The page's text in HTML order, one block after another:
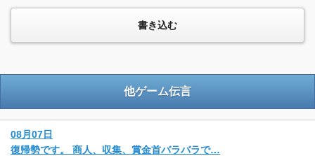
他ゲーム伝言
08月07日
復帰勢です。 商人、収集、賞金首バラバラで…